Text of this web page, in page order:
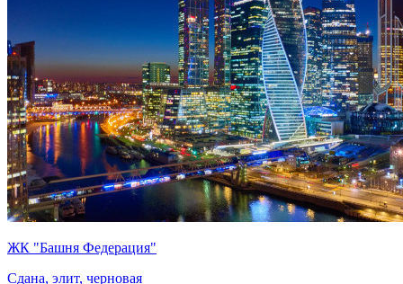
ЖК "Башня Федерация"
Сдана, элит, черновая